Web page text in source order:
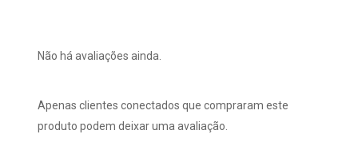
Não há avaliações ainda.
Apenas clientes conectados que compraram este
produto podem deixar uma avaliação.